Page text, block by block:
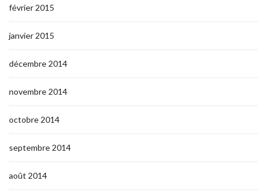
février 2015
janvier 2015
décembre 2014
novembre 2014
octobre 2014
septembre 2014
août 2014